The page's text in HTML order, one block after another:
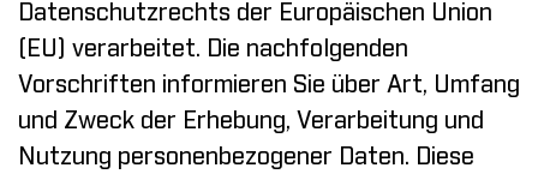
Datenschutzrechts der Europäischen Union
(EU) verarbeitet. Die nachfolgenden
Vorschriften informieren Sie über Art, Umfang
und Zweck der Erhebung, Verarbeitung und
Nutzung personenbezogener Daten. Diese